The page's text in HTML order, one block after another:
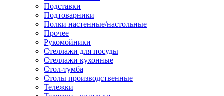
Подставки
Подтоварники
Полки настенные/настольные
Прочее
Рукомойники
Стеллажи для посуды
Стеллажи кухонные
Стол-тумба
Столы производственные
Тележки